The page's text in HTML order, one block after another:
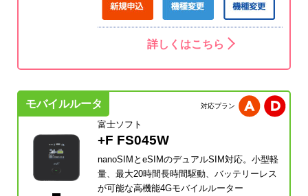
詳しくはこちら
モバイルルータ 対応プラン
富士ソフト
+F FS045W
nanoSIMとeSIMのデュアルSIM対応。小型軽
量、最大20時間長時間駆動、バッテリーレス
が可能な高機能4Gモバイルルーター